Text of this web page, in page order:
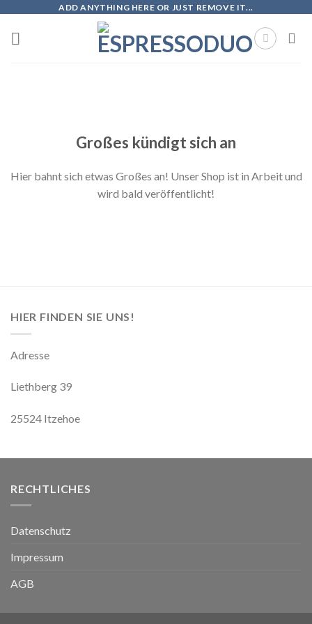
content
ADD ANYTHING HERE OR JUST REMOVE IT...
Großes kündigt sich an
Hier bahnt sich etwas Großes an! Unser Shop ist in Arbeit und
wird bald veröffentlicht!
HIER FINDEN SIE UNS!
Adresse
Liethberg 39
25524 Itzehoe
RECHTLICHES
Datenschutz
Impressum
AGB